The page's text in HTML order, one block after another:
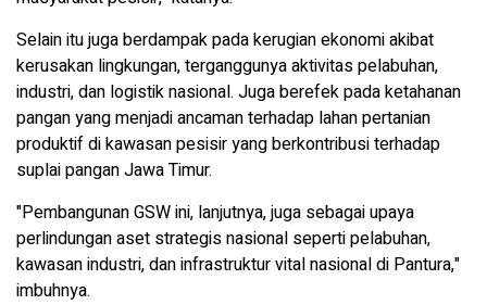
Selain itu juga berdampak pada kerugian ekonomi akibat
kerusakan lingkungan, terganggunya aktivitas pelabuhan,
industri, dan logistik nasional. Juga berefek pada ketahanan
pangan yang menjadi ancaman terhadap lahan pertanian
produktif di kawasan pesisir yang berkontribusi terhadap
suplai pangan Jawa Timur.
"Pembangunan GSW ini, lanjutnya, juga sebagai upaya
perlindungan aset strategis nasional seperti pelabuhan,
kawasan industri, dan infrastruktur vital nasional di Pantura,"
imbuhnya.